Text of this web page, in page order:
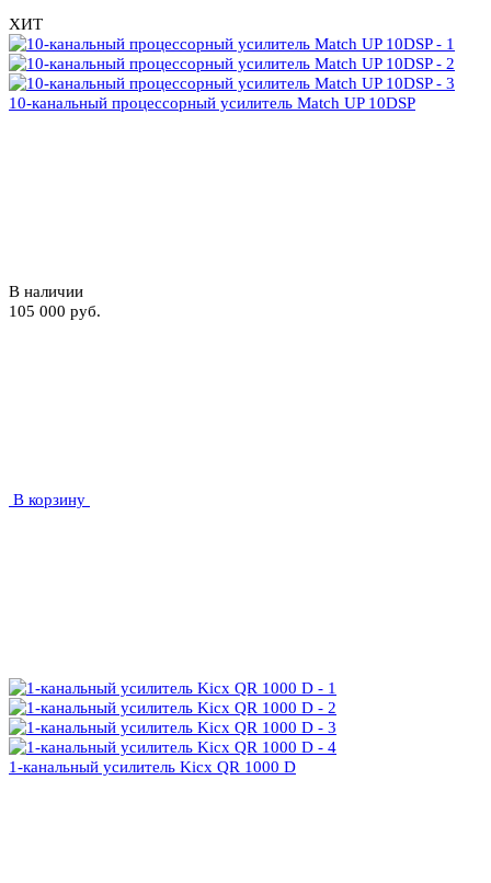
ХИТ
10-канальный процессорный усилитель Match UP 10DSP
В наличии
105 000 руб.
В корзину
1-канальный усилитель Kicx QR 1000 D